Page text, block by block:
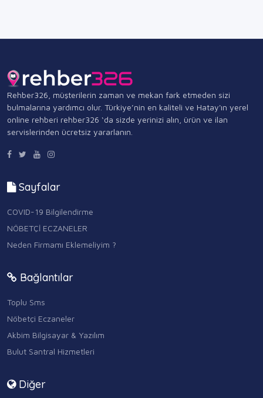
Rehber326, müşterilerin zaman ve mekan fark etmeden sizi
bulmalarına yardımcı olur. Türkiye’nin en kaliteli ve Hatay'ın yerel
online rehberi rehber326 ‘da sizde yerinizi alın, ürün ve ilan
servislerinden ücretsiz yararlanın.
Sayfalar
COVID-19 Bilgilendirme
NÖBETÇİ ECZANELER
Neden Firmamı Eklemeliyim ?
Bağlantılar
Toplu Sms
Nöbetçi Eczaneler
Akbim Bilgisayar & Yazılım
Bulut Santral Hizmetleri
Diğer